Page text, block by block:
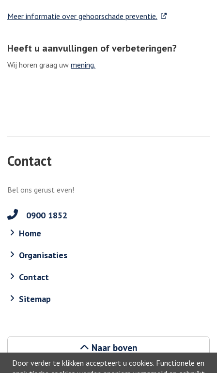
Door verder te klikken accepteert u cookies. Functionele en
Meer informatie over gehoorschade preventie. . Externe link
Heeft u aanvullingen of verbeteringen?
Wij horen graag uw mening.
Contact
Bel ons gerust even!
0900 1852
Home
Organisaties
Contact
Sitemap
Naar boven